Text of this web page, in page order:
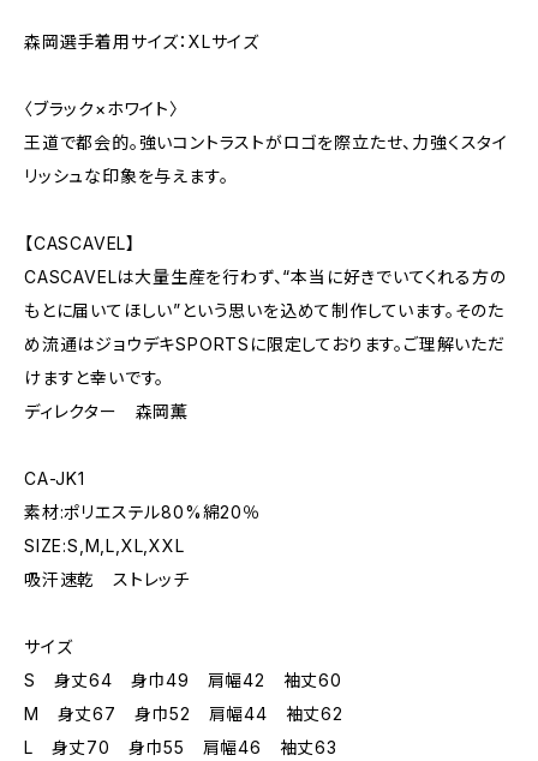
森岡選手着用サイズ：XLサイズ
〈ブラック×ホワイト〉
王道で都会的。強いコントラストがロゴを際立たせ、力強くスタイ
リッシュな印象を与えます。
【CASCAVEL】
CASCAVELは大量生産を行わず、“本当に好きでいてくれる方の
もとに届いてほしい”という思いを込めて制作しています。そのた
め流通はジョウデキSPORTSに限定しております。ご理解いただ
けますと幸いです。
ディレクター 森岡薫
CA-JK1
素材:ポリエステル80%綿20％
SIZE:S,M,L,XL,XXL
吸汗速乾 ストレッチ
サイズ
S 身丈64 身巾49 肩幅42 袖丈60
M 身丈67 身巾52 肩幅44 袖丈62
L 身丈70 身巾55 肩幅46 袖丈63